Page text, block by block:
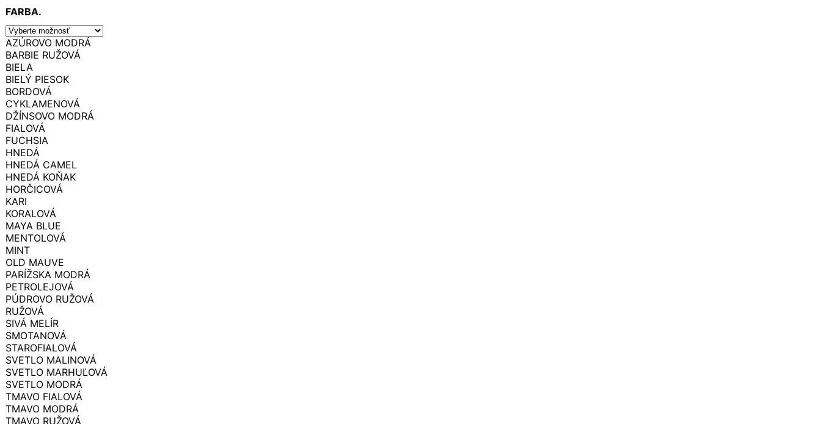
FARBA.
AZÚROVO MODRÁ
BARBIE RUŽOVÁ
BIELA
BIELÝ PIESOK
BORDOVÁ
CYKLAMENOVÁ
DŽÍNSOVO MODRÁ
FIALOVÁ
FUCHSIA
HNEDÁ
HNEDÁ CAMEL
HNEDÁ KOŇAK
HORČICOVÁ
KARI
KORALOVÁ
MAYA BLUE
MENTOLOVÁ
MINT
OLD MAUVE
PARÍŽSKA MODRÁ
PETROLEJOVÁ
PÚDROVO RUŽOVÁ
RUŽOVÁ
SIVÁ MELÍR
SMOTANOVÁ
STAROFIALOVÁ
SVETLO MALINOVÁ
SVETLO MARHUĽOVÁ
SVETLO MODRÁ
TMAVO FIALOVÁ
TMAVO MODRÁ
TMAVO RUŽOVÁ